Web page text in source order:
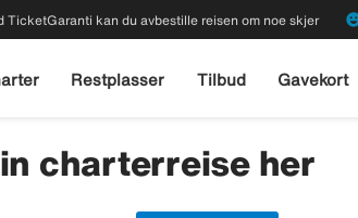
TicketGaranti kan du avbestille reisen om noe skjer
Restplasser Tilbud Gavekort
charterreise her